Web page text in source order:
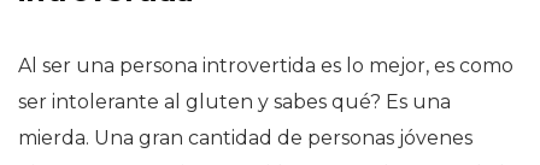
Al ser una persona introvertida es lo mejor, es como
ser intolerante al gluten y sabes qué? Es una
mierda. Una gran cantidad de personas jóvenes